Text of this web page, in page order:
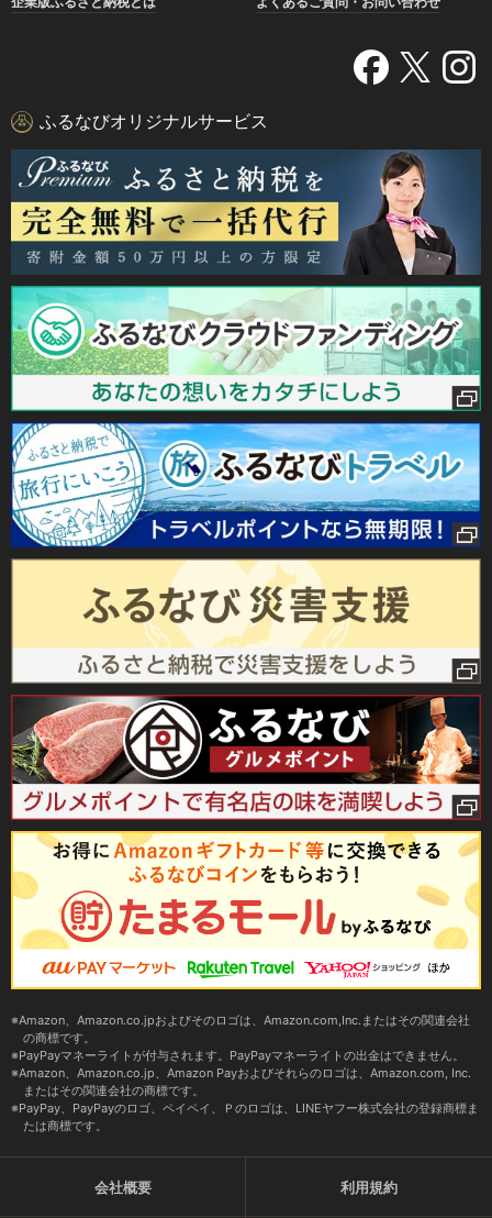
ふるなびオリジナルサービス
Amazon、Amazon.co.jpおよびそのロゴは、Amazon.com,Inc.またはその関連会社
の商標です。
PayPayマネーライトが付与されます。PayPayマネーライトの出金はできません。
Amazon、Amazon.co.jp、Amazon Payおよびそれらのロゴは、Amazon.com, Inc.
またはその関連会社の商標です。
PayPay、PayPayのロゴ、ペイペイ、Ｐのロゴは、LINEヤフー株式会社の登録商標ま
たは商標です。
会社概要 利用規約